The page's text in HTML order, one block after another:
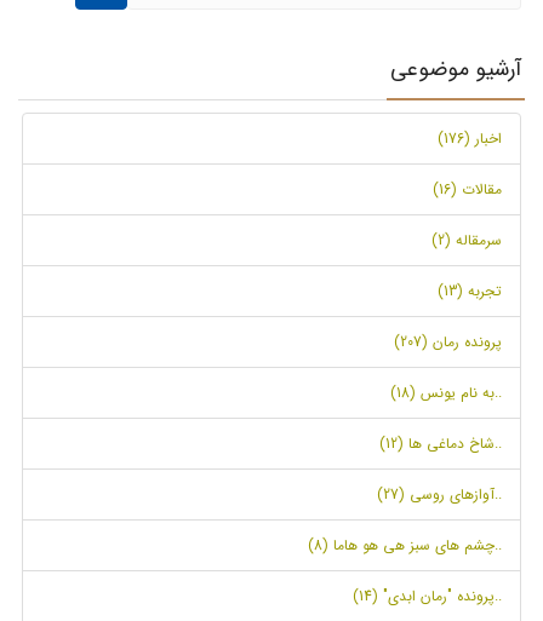
آرشیو موضوعی
اخبار (176)
مقالات (16)
سرمقاله (2)
تجربه (13)
پرونده رمان (207)
..به نام یونس (18)
..شاخ دماغی ها (12)
..آوازهای روسی (27)
..چشم های سبز هی هو هاما (8)
..پرونده "رمان ابدی" (14)